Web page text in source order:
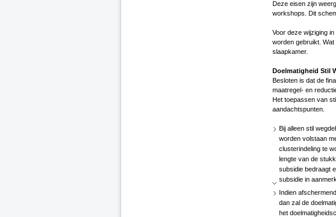
Deze eisen zijn
workshops. Dit
Voor deze wijziging
worden gebruikt.
slaapkamer.
Doelmatigheid Stil
Besloten is dat de
maatregel- en
Het toepassen van
aandachtspunten.
Bij alleen stil
worden volstaan
clusterindeling te
lengte van de
subsidie bedraagt
subsidie in
Indien
dan zal de
het